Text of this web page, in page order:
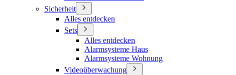
Sicherheit
Alles entdecken
Sets
Alles entdecken
Alarmsysteme Haus
Alarmsysteme Wohnung
Videoüberwachung